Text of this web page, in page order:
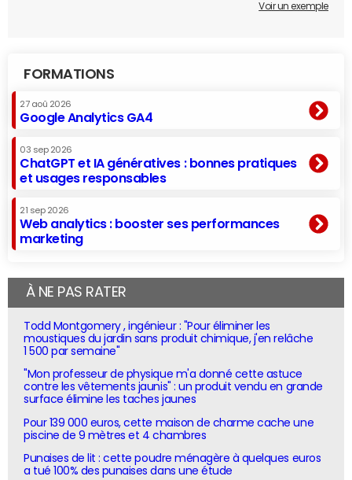
Voir un exemple
FORMATIONS
27 aoû 2026
Google Analytics GA4
03 sep 2026
ChatGPT et IA génératives : bonnes pratiques
et usages responsables
21 sep 2026
Web analytics : booster ses performances
marketing
À NE PAS RATER
Todd Montgomery , ingénieur : "Pour éliminer les
moustiques du jardin sans produit chimique, j'en relâche
1 500 par semaine"
"Mon professeur de physique m'a donné cette astuce
contre les vêtements jaunis" : un produit vendu en grande
surface élimine les taches jaunes
Pour 139 000 euros, cette maison de charme cache une
piscine de 9 mètres et 4 chambres
Punaises de lit : cette poudre ménagère à quelques euros
a tué 100% des punaises dans une étude